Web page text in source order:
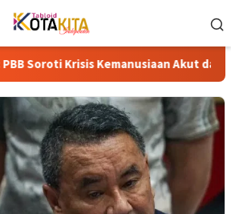
Kemanusiaan Akut dan Kekerasan